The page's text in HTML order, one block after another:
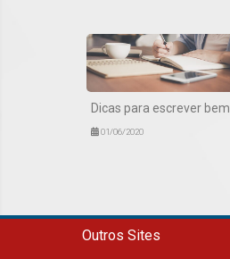
Dicas para escrever bem
01/06/2020
Outros Sites